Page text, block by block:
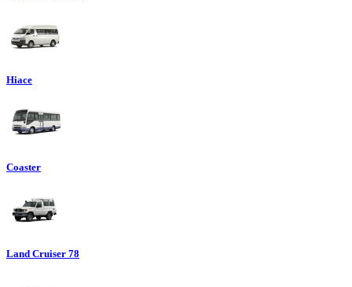
Hiace
Coaster
Land Cruiser 78